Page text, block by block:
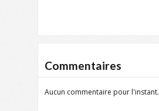
Commentaires
Aucun commentaire pour l'instant.